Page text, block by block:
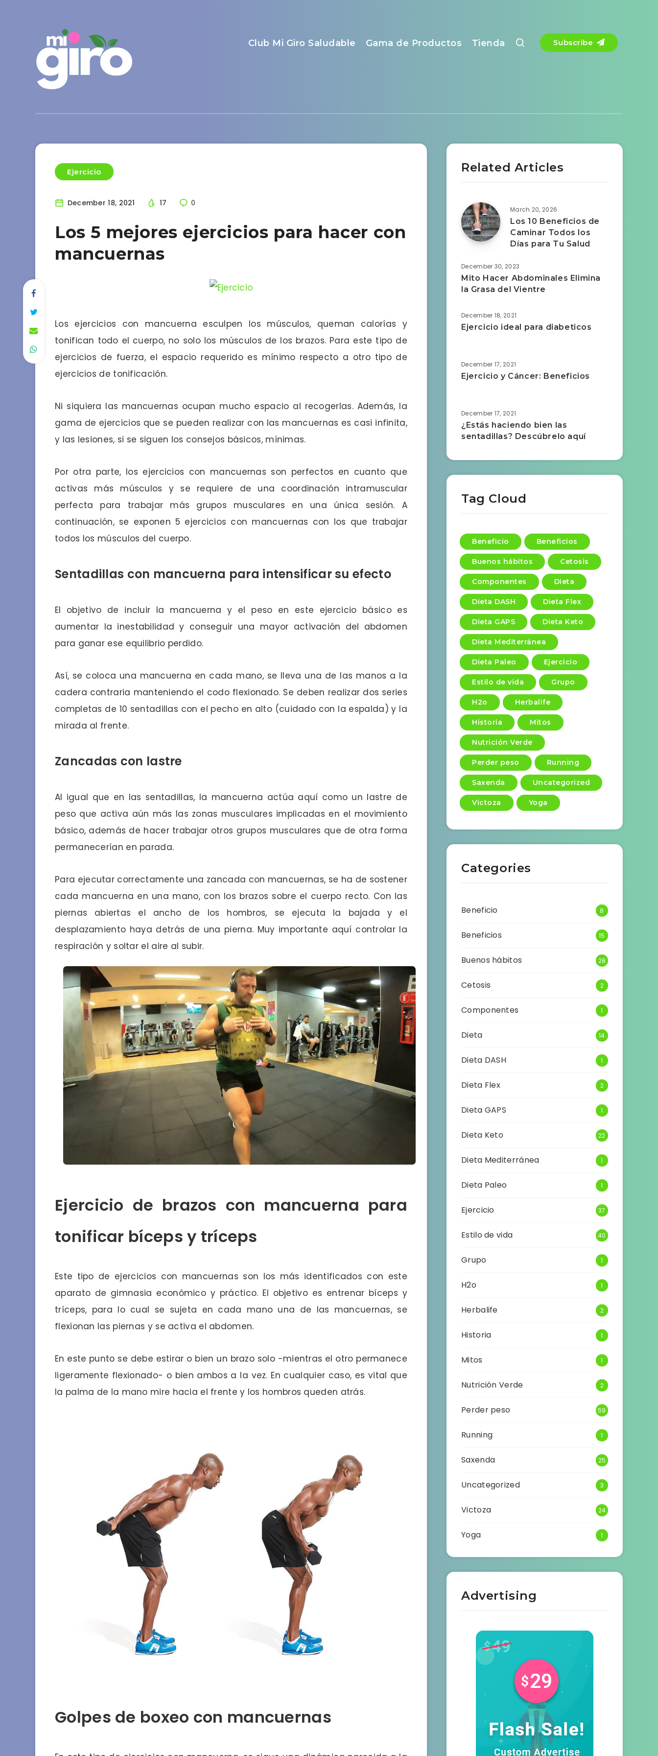
Club Mi Giro Saludable Gama de Productos Tienda Subscribe
Ejercicio
December 18, 2021 17 0
Los 5 mejores ejercicios para hacer con
mancuernas
Los ejercicios con mancuerna esculpen los músculos, queman calorías y
tonifican todo el cuerpo, no solo los músculos de los brazos. Para este tipo de
ejercicios de fuerza, el espacio requerido es mínimo respecto a otro tipo de
ejercicios de tonificación.
Ni siquiera las mancuernas ocupan mucho espacio al recogerlas. Además, la
gama de ejercicios que se pueden realizar con las mancuernas es casi infinita,
y las lesiones, si se siguen los consejos básicos, mínimas.
Por otra parte, los ejercicios con mancuernas son perfectos en cuanto que
activas más músculos y se requiere de una coordinación intramuscular
perfecta para trabajar más grupos musculares en una única sesión. A
continuación, se exponen 5 ejercicios con mancuernas con los que trabajar
todos los músculos del cuerpo.
Sentadillas con mancuerna para intensificar su efecto
El objetivo de incluir la mancuerna y el peso en este ejercicio básico es
aumentar la inestabilidad y conseguir una mayor activación del abdomen
para ganar ese equilibrio perdido.
Así, se coloca una mancuerna en cada mano, se lleva una de las manos a la
cadera contraria manteniendo el codo flexionado. Se deben realizar dos series
completas de 10 sentadillas con el pecho en alto (cuidado con la espalda) y la
mirada al frente.
Zancadas con lastre
Al igual que en las sentadillas, la mancuerna actúa aquí como un lastre de
peso que activa aún más las zonas musculares implicadas en el movimiento
básico, además de hacer trabajar otros grupos musculares que de otra forma
permanecerían en parada.
Para ejecutar correctamente una zancada con mancuernas, se ha de sostener
cada mancuerna en una mano, con los brazos sobre el cuerpo recto. Con las
piernas abiertas el ancho de los hombros, se ejecuta la bajada y el
desplazamiento haya detrás de una pierna. Muy importante aquí controlar la
respiración y soltar el aire al subir.
Ejercicio de brazos con mancuerna para
tonificar bíceps y tríceps
Este tipo de ejercicios con mancuernas son los más identificados con este
aparato de gimnasia económico y práctico. El objetivo es entrenar bíceps y
tríceps, para lo cual se sujeta en cada mano una de las mancuernas, se
flexionan las piernas y se activa el abdomen.
En este punto se debe estirar o bien un brazo solo -mientras el otro permanece
ligeramente flexionado- o bien ambos a la vez. En cualquier caso, es vital que
la palma de la mano mire hacia el frente y los hombros queden atrás.
Golpes de boxeo con mancuernas
Related Articles
March 20, 2026
Los 10 Beneficios de
Caminar Todos los
Días para Tu Salud
December 30, 2023
Mito Hacer Abdominales Elimina
la Grasa del Vientre
December 18, 2021
Ejercicio ideal para diabeticos
December 17, 2021
Ejercicio y Cáncer: Beneficios
December 17, 2021
¿Estás haciendo bien las
sentadillas? Descúbrelo aquí
Tag Cloud
Beneficio Beneficios
Buenos hábitos Cetosis
Componentes Dieta
Dieta DASH Dieta Flex
Dieta GAPS Dieta Keto
Dieta Mediterránea
Dieta Paleo Ejercicio
Estilo de vida Grupo
H2o Herbalife
Historia Mitos
Nutrición Verde
Perder peso Running
Saxenda Uncategorized
Victoza Yoga
Categories
Beneficio 8
Beneficios 15
Buenos hábitos 28
Cetosis 2
Componentes 1
Dieta 14
Dieta DASH 1
Dieta Flex 2
Dieta GAPS 1
Dieta Keto 22
Dieta Mediterránea 1
Dieta Paleo 1
Ejercicio 37
Estilo de vida 40
Grupo 1
H2o 1
Herbalife 2
Historia 1
Mitos 1
Nutrición Verde 2
Perder peso 59
Running 1
Saxenda 25
Uncategorized 3
Victoza 24
Yoga 1
Advertising